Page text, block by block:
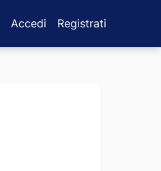
Accedi Registrati